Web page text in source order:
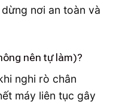
nơi an toàn và
nên tự làm)?
nghi rò chân
máy liên tục gây